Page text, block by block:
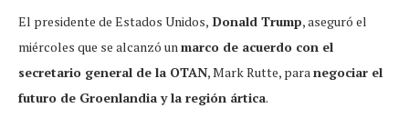
El presidente de Estados Unidos, Donald Trump, aseguró el
miércoles que se alcanzó un marco de acuerdo con el
secretario general de la OTAN, Mark Rutte, para negociar el
futuro de Groenlandia y la región ártica.